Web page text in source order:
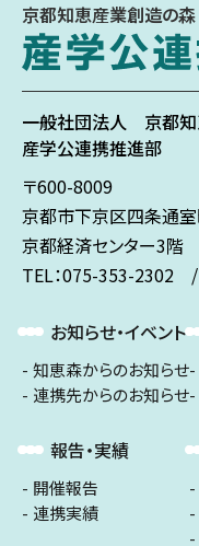
京都知恵産業創造の森
一般社団法人 京都
産学公連携推進部
〒600-8009
京都市下京区四条通
京都経済センター3階
TEL：075-353-2302
お知らせ・イベント
知恵森からのお知らせ
連携先からのお知らせ
報告・実績
開催報告
連携実績